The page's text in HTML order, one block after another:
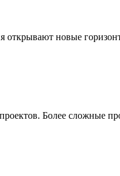
новые
Более сложные